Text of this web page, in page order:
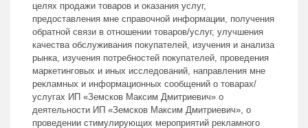
целях продажи товаров и оказания услуг,
предоставления мне справочной информации, получения
обратной связи в отношении товаров/услуг, улучшения
качества обслуживания покупателей, изучения и анализа
рынка, изучения потребностей покупателей, проведения
маркетинговых и иных исследований, направления мне
рекламных и информационных сообщений о товарах/
услугах ИП «Земсков Максим Дмитриевич» о
деятельности ИП «Земсков Максим Дмитриевич», о
проведении стимулирующих мероприятий рекламного